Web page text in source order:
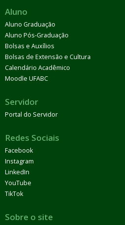
Aluno
Aluno Graduação
Aluno Pós-Graduação
Bolsas e Auxílios
Bolsas de Extensão e Cultura
Calendário Acadêmico
Moodle UFABC
Servidor
Portal do Servidor
Redes Sociais
Facebook
Instagram
LinkedIn
YouTube
TikTok
Sobre o site